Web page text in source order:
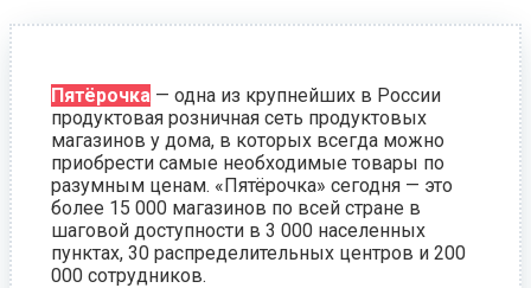
Пятёрочка — одна из крупнейших в России
продуктовая розничная сеть продуктовых
магазинов у дома, в которых всегда можно
приобрести самые необходимые товары по
разумным ценам. «Пятёрочка» сегодня — это
более 15 000 магазинов по всей стране в
шаговой доступности в 3 000 населенных
пунктах, 30 распределительных центров и 200
000 сотрудников.